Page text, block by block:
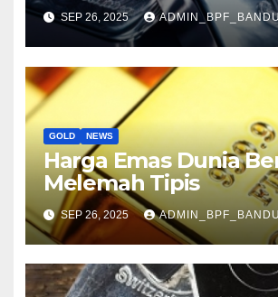
SEP 26, 2025
GOLD NEWS
Harga Emas Dunia
Melemah Tipis
SEP 26, 2025